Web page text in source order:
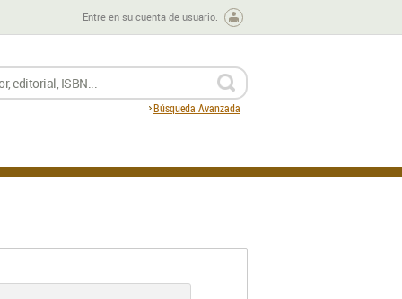
Entre en su cuenta de usuario.
Búsqueda Avanzada